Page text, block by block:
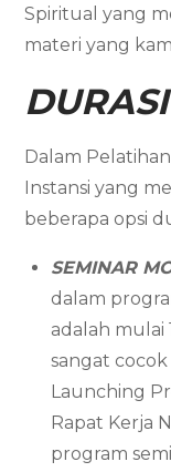
Spiritual yang
materi yang
Dalam
Instansi yang
beberapa opsi
SEMINAR
dalam
adalah mulai
sangat
Launching
Rapat Kerja
program